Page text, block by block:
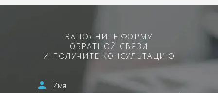
ЗАПОЛНИТЕ ФОРМУ
ОБРАТНОЙ СВЯЗИ
И ПОЛУЧИТЕ КОНСУЛЬТАЦИЮ